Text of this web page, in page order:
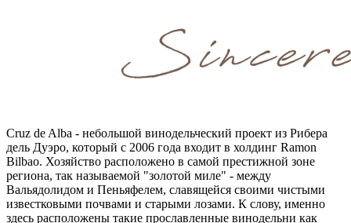
Cruz de Alba - небольшой винодельческий проект из Рибера
дель Дуэро, который с 2006 года входит в холдинг Ramon
Bilbao. Хозяйство расположено в самой престижной зоне
региона, так называемой "золотой миле" - между
Вальядолидом и Пеньяфелем, славящейся своими чистыми
известковыми почвами и старыми лозами. К слову, именно
здесь расположены такие прославленные винодельни как